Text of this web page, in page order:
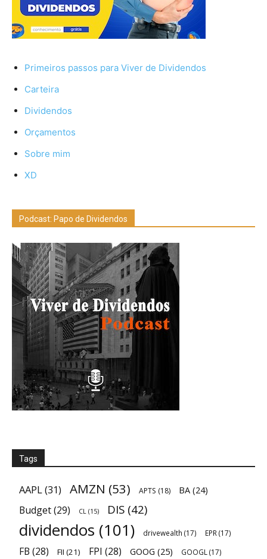
Primeiros passos para Viver de Dividendos
Carteira
Dividendos
Orçamentos
Sobre mim
XD
Podcast: Papo de Dividendos
Tags
AAPL(31) AMZN (53) APTS (18) BA (24)
Budget(29) CL (15) DIS (42)
dividendos (101) drivewealth (17) EPR(17)
FB (28) FII (21) FPI (28) GOOG (25) GOOGL(17)